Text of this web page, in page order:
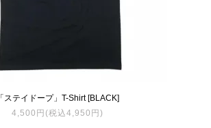
「ステイドープ」T-Shirt [BLACK]
4,500円(税込4,950円)